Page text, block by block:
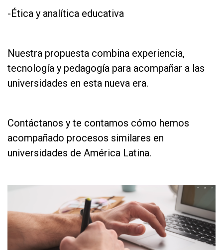
-Ética y analítica educativa
Nuestra propuesta combina experiencia,
tecnología y pedagogía para acompañar a las
universidades en esta nueva era.
Contáctanos y te contamos cómo hemos
acompañado procesos similares en
universidades de América Latina.